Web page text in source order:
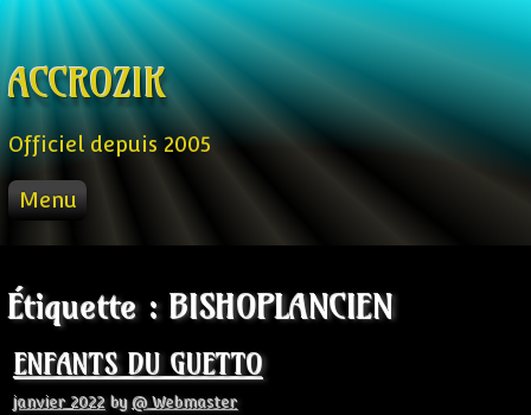
Skip to content
ACCROZIK
Officiel depuis 2005
Menu
ACCUEIL
RADIO FM
STREAM
VIDEO
Étiquette : BISHOPLANCIEN
ENFANTS DU GUETTO
janvier 2022 by@ Webmaster